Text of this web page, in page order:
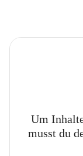
Um
musst du